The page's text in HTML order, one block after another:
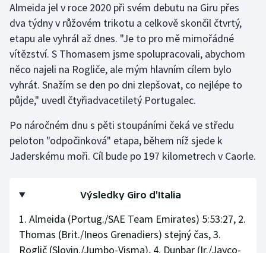
Plážový volejbal
Ragby
Rychlobruslení
Rychlostní kanoistika
Short track
Sportovní střelba
Triatlon
Veslování
Almeida jel v roce 2020 při svém debutu na Giru přes
dva týdny v růžovém trikotu a celkově skončil čtvrtý,
etapu ale vyhrál až dnes. "Je to pro mě mimořádné
vítězství. S Thomasem jsme spolupracovali, abychom
něco najeli na Rogliče, ale mým hlavním cílem bylo
vyhrát. Snažím se den po dni zlepšovat, co nejlépe to
půjde," uvedl čtyřiadvacetiletý Portugalec.
Po náročném dnu s pěti stoupáními čeká ve středu
peloton "odpočinková" etapa, během níž sjede k
Jaderskému moři. Cíl bude po 197 kilometrech v Caorle.
Výsledky Giro d'Italia
1. Almeida (Portug./SAE Team Emirates) 5:53:27, 2.
Thomas (Brit./Ineos Grenadiers) stejný čas, 3.
Roglič (Slovin./Jumbo-Visma), 4. Dunbar (Ir./Jayco-